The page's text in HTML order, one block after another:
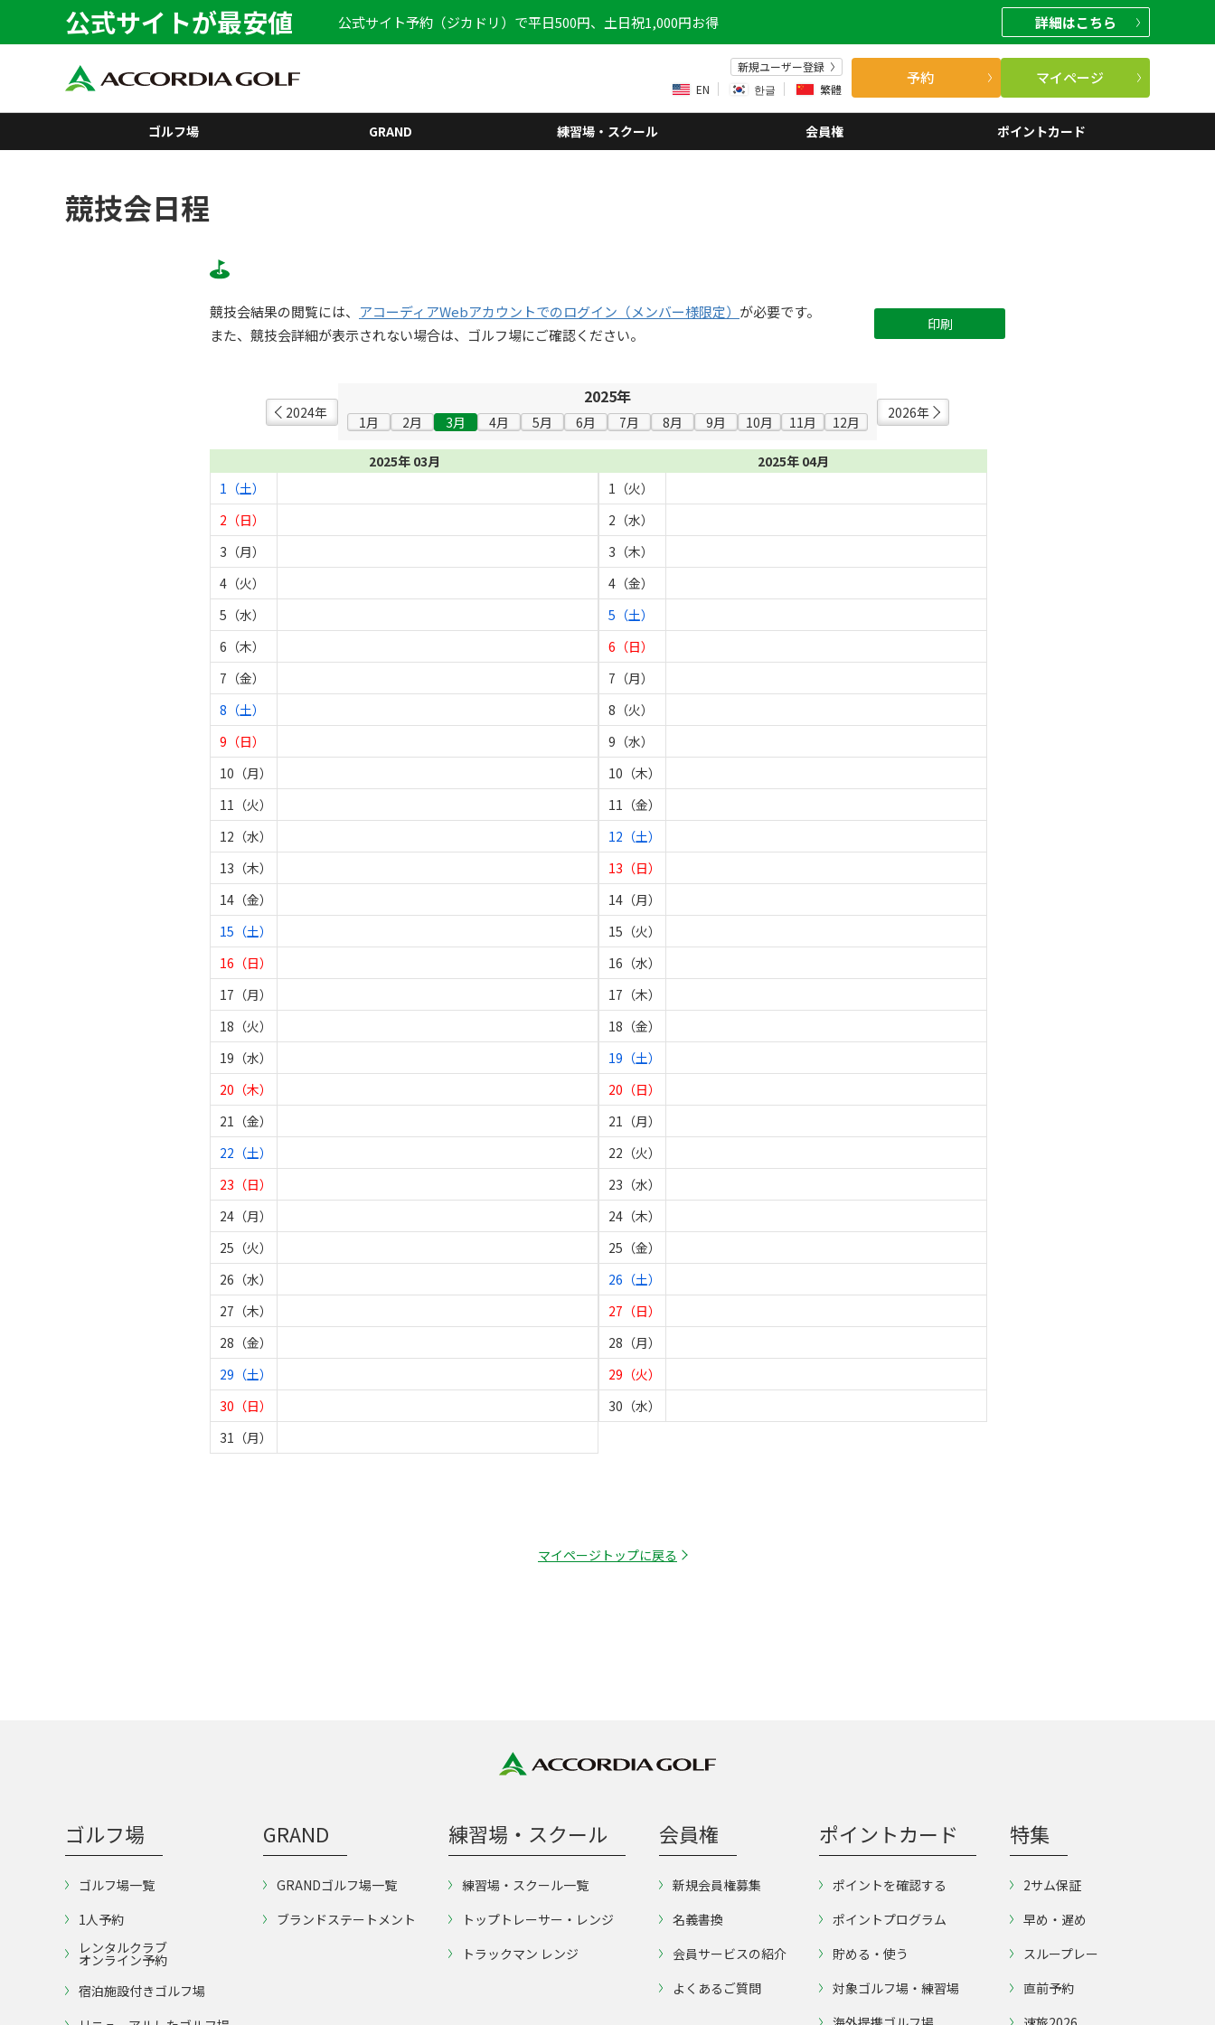
公式サイトが最安値 公式サイト予約（ジカドリ）で平日500円、土日祝1,000円お得 詳細はこちら
新規ユーザー登録
EN
한글 繁體
予約 マイページ
ゴルフ場 GRAND 練習場・スクール 会員権 ポイントカード
競技会日程
競技会結果の閲覧には、 アコーディアWebアカウントでのログイン（メンバー様限定） が必要です。
また、競技会詳細が表示されない場合は、ゴルフ場にご確認ください。
印刷
2024年
2025年
1月 2月 3月 4月 5月 6月 7月 8月 9月 10月 11月 12月
2026年
2025年 03月
1（土）
2（日）
3（月）
4（火）
5（水）
6（木）
7（金）
8（土）
9（日）
10（月）
11（火）
12（水）
13（木）
14（金）
15（土）
16（日）
17（月）
18（火）
19（水）
20（木）
21（金）
22（土）
23（日）
24（月）
25（火）
26（水）
27（木）
28（金）
29（土）
30（日）
31（月）
2025年 04月
1（火）
2（水）
3（木）
4（金）
5（土）
6（日）
7（月）
8（火）
9（水）
10（木）
11（金）
12（土）
13（日）
14（月）
15（火）
16（水）
17（木）
18（金）
19（土）
20（日）
21（月）
22（火）
23（水）
24（木）
25（金）
26（土）
27（日）
28（月）
29（火）
30（水）
マイページトップに戻る
ゴルフ場
ゴルフ場一覧
1人予約
レンタルクラブ
オンライン予約
宿泊施設付きゴルフ場
GRAND
GRANDゴルフ場一覧
ブランドステートメント
練習場・スクール
練習場・スクール一覧
トップトレーサー・レンジ
トラックマン レンジ
会員権
新規会員権募集
名義書換
会員サービスの紹介
よくあるご質問
ポイントカード
ポイントを確認する
ポイントプログラム
貯める・使う
対象ゴルフ場・練習場
特集
2サム保証
早め・遅め
スループレー
直前予約